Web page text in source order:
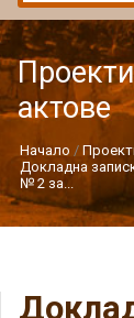
актове
Начало
Докладна
№ 2 за...